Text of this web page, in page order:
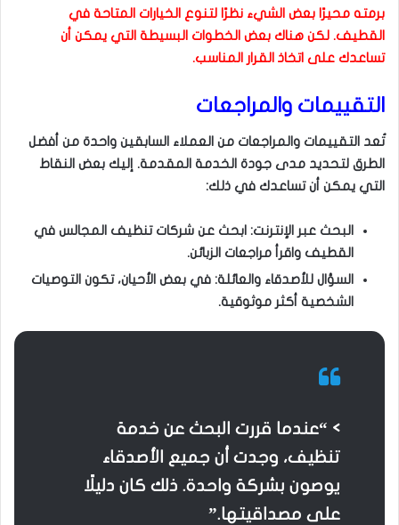
برمته محيرًا بعض الشيء نظرًا لتنوع الخيارات المتاحة في
القطيف. لكن هناك بعض الخطوات البسيطة التي يمكن أن
تساعدك على اتخاذ القرار المناسب.
التقييمات والمراجعات
تُعد التقييمات والمراجعات من العملاء السابقين واحدة من أفضل
الطرق لتحديد مدى جودة الخدمة المقدمة. إليك بعض النقاط
التي يمكن أن تساعدك في ذلك:
البحث عبر الإنترنت: ابحث عن شركات تنظيف المجالس في
القطيف واقرأ مراجعات الزبائن.
السؤال للأصدقاء والعائلة: في بعض الأحيان، تكون التوصيات
الشخصية أكثر موثوقية.
> “عندما قررت البحث عن خدمة
تنظيف، وجدت أن جميع الأصدقاء
يوصون بشركة واحدة. ذلك كان دليلًا
على مصداقيتها.”